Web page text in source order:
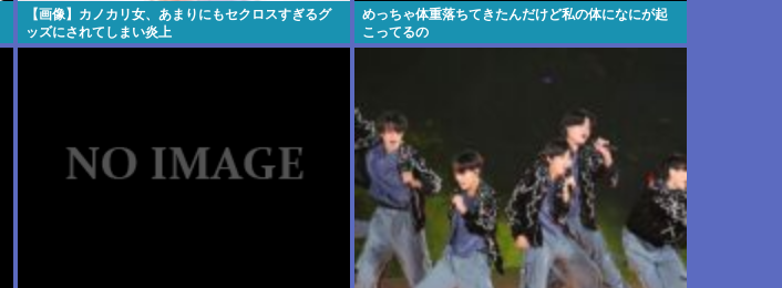
【画像】カノカリ女、あまりにもセクロスすぎるグ
ッズにされてしまい炎上
wxwxwxwxwxwxwxwxxxwx
めっちゃ体重落ちてきたんだけど私の体になにが起
こってるの